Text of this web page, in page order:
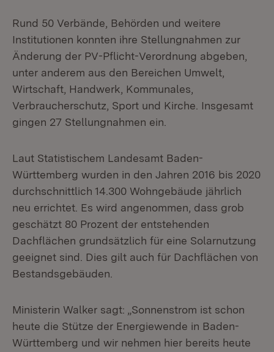
Rund 50 Verbände, Behörden und weitere
Institutionen konnten ihre Stellungnahmen zur
Änderung der PV-Pflicht-Verordnung abgeben,
unter anderem aus den Bereichen Umwelt,
Wirtschaft, Handwerk, Kommunales,
Verbraucherschutz, Sport und Kirche. Insgesamt
gingen 27 Stellungnahmen ein.
Laut Statistischem Landesamt Baden-
Württemberg wurden in den Jahren 2016 bis 2020
durchschnittlich 14.300 Wohngebäude jährlich
neu errichtet. Es wird angenommen, dass grob
geschätzt 80 Prozent der entstehenden
Dachflächen grundsätzlich für eine Solarnutzung
geeignet sind. Dies gilt auch für Dachflächen von
Bestandsgebäuden.
Ministerin Walker sagt: „Sonnenstrom ist schon
heute die Stütze der Energiewende in Baden-
Württemberg und wir nehmen hier bereits heute